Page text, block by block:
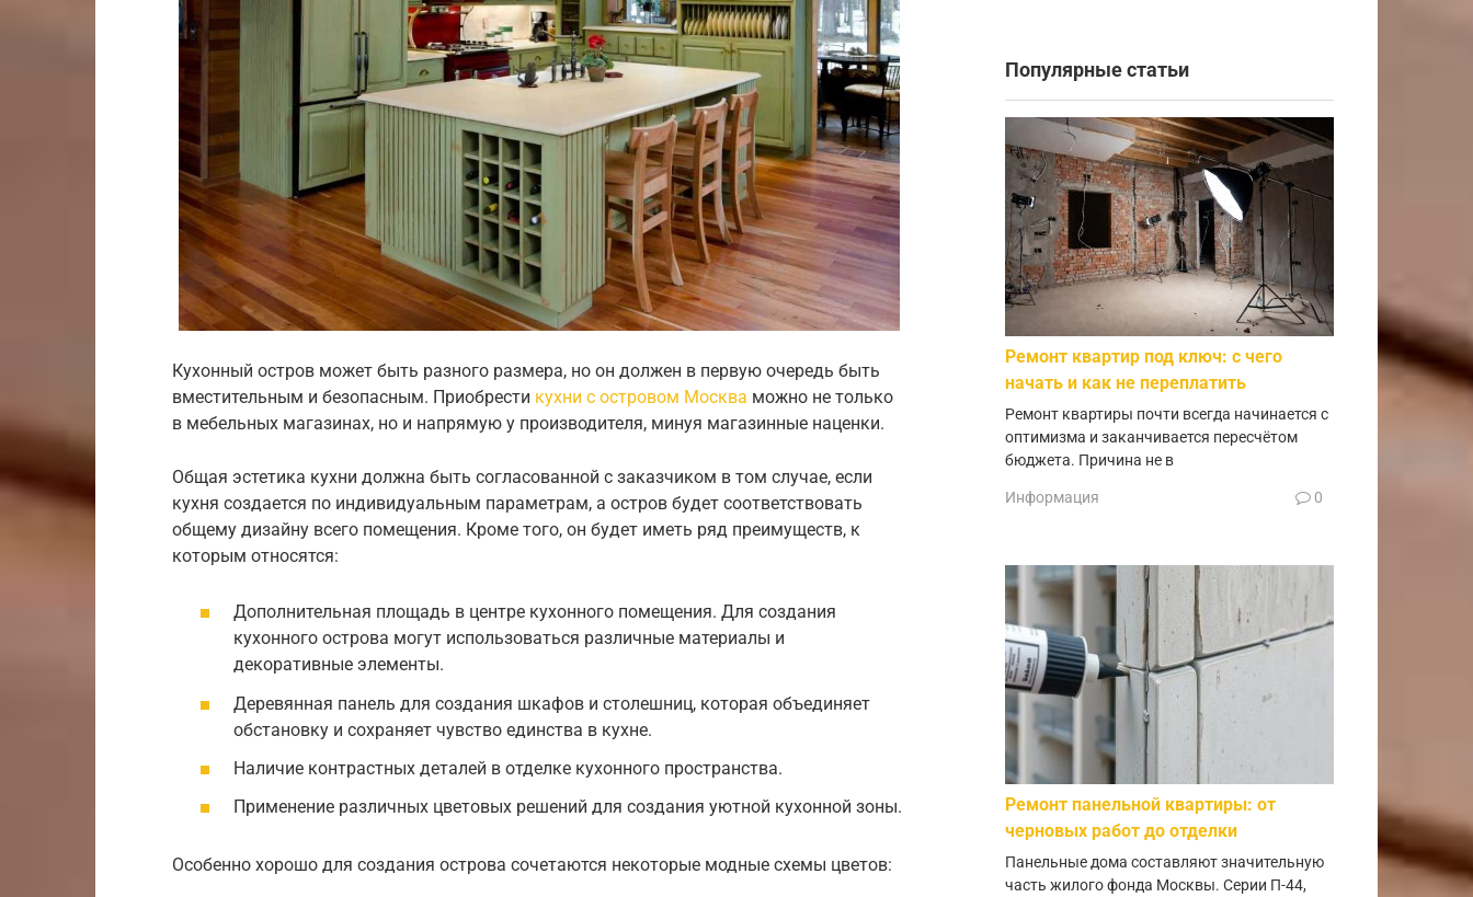
Кухонный остров может быть разного размера, но он должен в первую очередь быть
вместительным и безопасным. Приобрести кухни с островом Москва можно не только
в мебельных магазинах, но и напрямую у производителя, минуя магазинные наценки.
Общая эстетика кухни должна быть согласованной с заказчиком в том случае, если
кухня создается по индивидуальным параметрам, а остров будет соответствовать
общему дизайну всего помещения. Кроме того, он будет иметь ряд преимуществ, к
которым относятся:
Дополнительная площадь в центре кухонного помещения. Для создания
кухонного острова могут использоваться различные материалы и
декоративные элементы.
Деревянная панель для создания шкафов и столешниц, которая объединяет
обстановку и сохраняет чувство единства в кухне.
Наличие контрастных деталей в отделке кухонного пространства.
Применение различных цветовых решений для создания уютной кухонной зоны.
Особенно хорошо для создания острова сочетаются некоторые модные схемы цветов:
Популярные статьи
Ремонт квартир под ключ: с чего
начать и как не переплатить
Ремонт квартиры почти всегда начинается с
оптимизма и заканчивается пересчётом
бюджета. Причина не в
Информация 0
Ремонт панельной квартиры: от
черновых работ до отделки
Панельные дома составляют значительную
часть жилого фонда Москвы. Серии П-44,